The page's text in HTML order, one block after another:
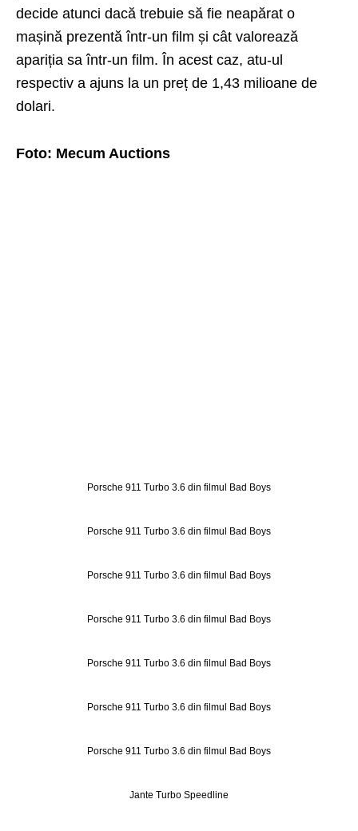
decide atunci dacă trebuie să fie neapărat o
mașină prezentă într-un film și cât valorează
apariția sa într-un film. În acest caz, atu-ul
respectiv a ajuns la un preț de 1,43 milioane de
dolari.
Foto: Mecum Auctions
Porsche 911 Turbo 3.6 din filmul Bad Boys
Porsche 911 Turbo 3.6 din filmul Bad Boys
Porsche 911 Turbo 3.6 din filmul Bad Boys
Porsche 911 Turbo 3.6 din filmul Bad Boys
Porsche 911 Turbo 3.6 din filmul Bad Boys
Porsche 911 Turbo 3.6 din filmul Bad Boys
Porsche 911 Turbo 3.6 din filmul Bad Boys
Jante Turbo Speedline